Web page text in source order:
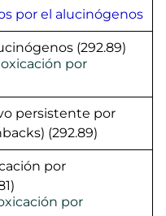
por el alucinógenos
(292.89)
persistente por
(292.89)
por